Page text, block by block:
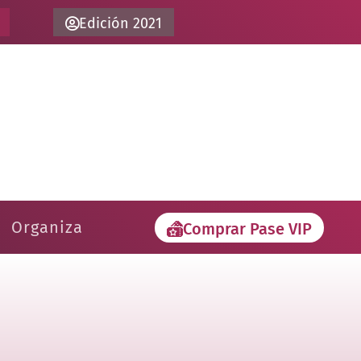
Edición 2021
Organiza Comprar Pase VIP